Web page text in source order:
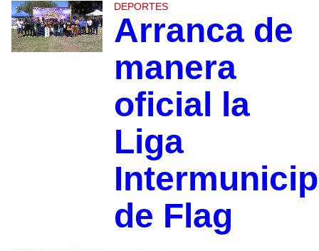
DEPORTES
Arranca de
manera
oficial la
Liga
de Flag